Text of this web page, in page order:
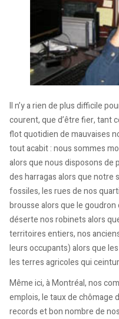
Il n’y a rien de plus difficile
courent, que d’être fier, tant
flot quotidien de mauvaises
tout acabit : nous sommes
alors que nous disposons de
des harragas alors que
fossiles, les rues de nos
brousse alors que le
déserte nos robinets alors
territoires entiers, nos
leurs occupants) alors que
les terres agricoles qui
Même ici, à Montréal, nos
emplois, le taux de chômage
records et bon nombre de